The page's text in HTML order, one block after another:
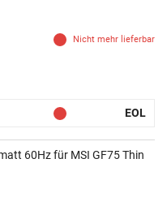
Nicht mehr lieferbar
EOL
60Hz für MSI GF75 Thin